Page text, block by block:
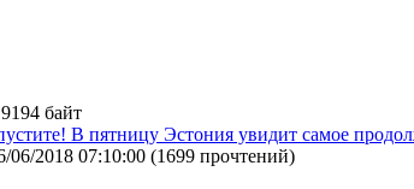
байт
В пятницу Эстония увидит самое
06/2018 07:10:00 (1699 прочтений)